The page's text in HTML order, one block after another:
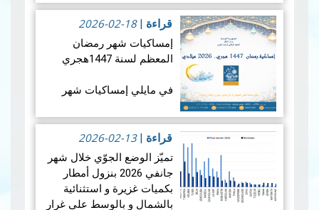
أنحاء البلاد، بمعدل بلغ +1.9
درجة مئوية. ويضع هذالمعدل
شهرجوان… قراءة المزيد
قراءة |
2026-02-18
إمساكيات شهر رمضان
المعظم لسنة 1447هجري
في مايلي إمساكيات شهر
هجري و شملت الإمساكيات
العديد من المدن التونسية
والمناطق المنعزلة جغرافيا.
قراءة |
2026-02-13
تميّز الوضع الجوّي خلال شهر
جانفي 2026 بنزول أمطار
بكميات غزيرة و استثنائية
بالشمال و بالوسط على غرار